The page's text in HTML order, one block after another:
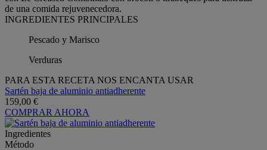
de una comida rejuvenecedora.
INGREDIENTES PRINCIPALES
Pescado y Marisco
Verduras
PARA ESTA RECETA NOS ENCANTA USAR
Sartén baja de aluminio antiadherente
159,00 €
COMPRAR AHORA
Ingredientes
Método